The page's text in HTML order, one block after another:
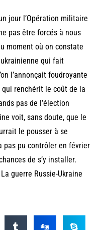
jour l’Opération militaire
pas être forcés à nous
moment où on constate
qui fait
l’annonçait foudroyante
qui renchérit le coût de la
pas de l’élection
voit, sans doute, que le
le pousser à se
pas pu contrôler en février
de s’y installer.
guerre Russie-Ukraine